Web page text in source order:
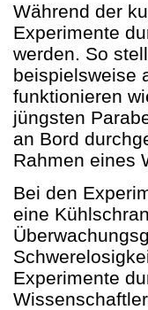
Während der
Experimente
werden. So
beispielsweise
funktionieren
jüngsten
an Bord
Rahmen eines
Bei den
eine
Experimente